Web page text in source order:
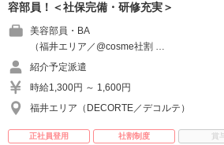
容部員！＜社保完備・研修充実＞
美容部員・BA
（福井エリア／@cosme社割 …
紹介予定派遣
時給1,300円 ～ 1,600円
福井エリア（DECORTE／デコルテ）
正社員登用 社割制度 賞